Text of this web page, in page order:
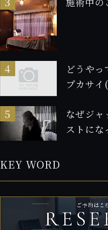
どうや
プカサ
なぜジャ
ストにな
KEY WORD